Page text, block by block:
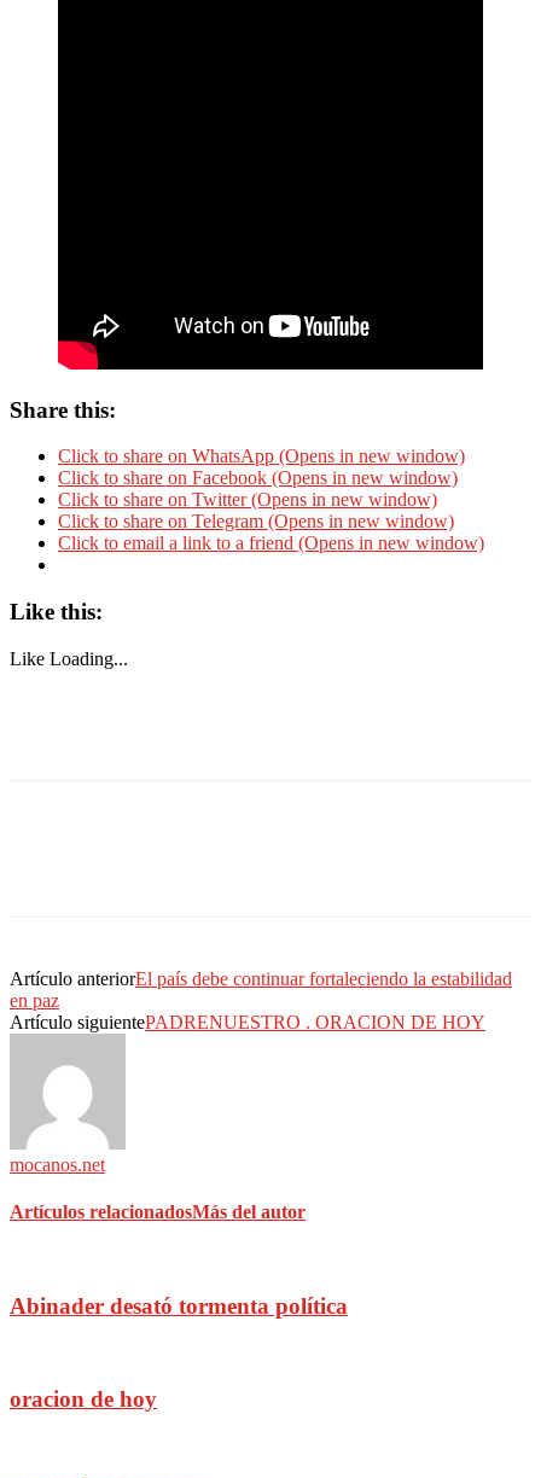
Share this:
Click to share on WhatsApp (Opens in new window)
Click to share on Facebook (Opens in new window)
Click to share on Twitter (Opens in new window)
Click to share on Telegram (Opens in new window)
Click to email a link to a friend (Opens in new window)
Like this:
Like Loading...
Artículo anteriorEl país debe continuar fortaleciendo la estabilidad
en paz
Artículo siguientePADRENUESTRO . ORACION DE HOY
mocanos.net
Artículos relacionadosMás del autor
Abinader desató tormenta política
oracion de hoy